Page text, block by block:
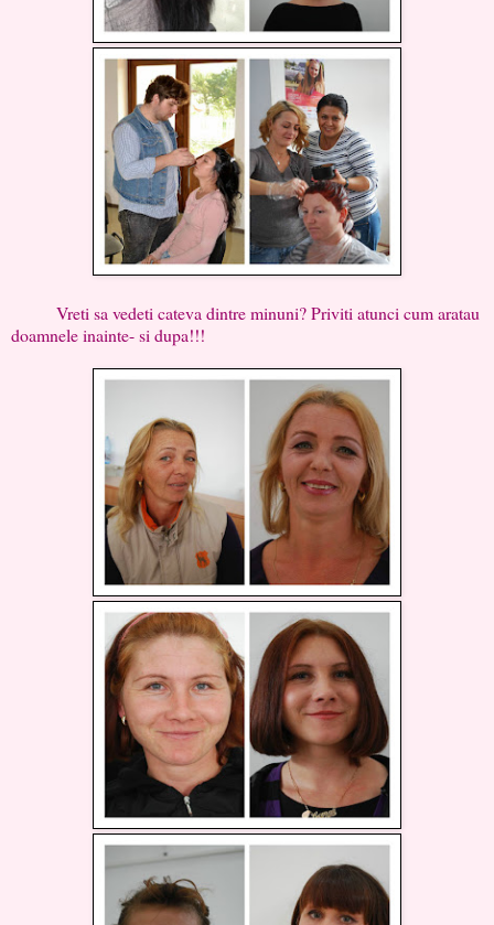
Vreti sa vedeti cateva dintre minuni? Priviti atunci cum aratau
doamnele inainte- si dupa!!!